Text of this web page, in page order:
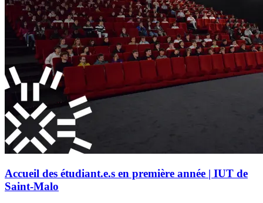
Accueil des étudiant.e.s en première année | IUT de
Saint-Malo